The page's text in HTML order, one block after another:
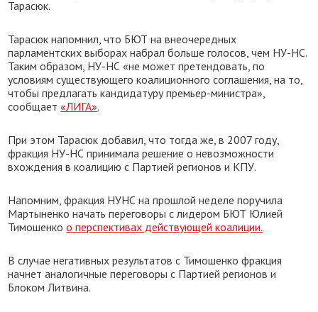
Тарасюк.
Тарасюк напомнил, что БЮТ на внеочередных
парламентских выборах набрал больше голосов, чем НУ-НС.
Таким образом, НУ-НС «не может претендовать, по
условиям существующего коалиционного соглашения, на то,
чтобы предлагать кандидатуру премьер-министра»,
сообщает«ЛИГА».
При этом Тарасюк добавил, что тогда же, в 2007 году,
фракция НУ-НС принимала решение о невозможности
вхождения в коалицию с Партией регионов и КПУ.
Напомним, фракция НУНС на прошлой неделе поручила
Мартыненко начать переговоры с лидером БЮТ Юлией
Тимошенкоо перспективах действующей коалиции.
В случае негативных результатов с Тимошенко фракция
начнет аналогичные переговоры с Партией регионов и
Блоком Литвина.